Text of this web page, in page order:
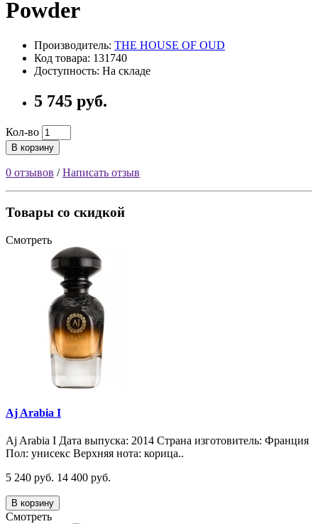
Powder
Производитель: THE HOUSE OF OUD
Код товара: 131740
Доступность: На складе
5 745 руб.
Кол-во
В корзину
0 отзывов /Написать отзыв
Товары со скидкой
Смотреть
Aj Arabia I
Aj Arabia I Дата выпуска: 2014 Страна изготовитель: Франция
Пол: унисекс Верхняя нота: корица..
5 240 руб. 14 400 руб.
В корзину
Смотреть